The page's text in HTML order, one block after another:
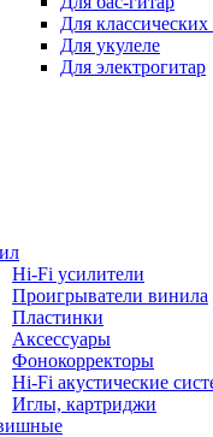
Для классических
Для укулеле
Для электрогитар
Hi-Fi усилители
Проигрыватели винила
Пластинки
Аксессуары
Фонокорректоры
Hi-Fi акустические
Иглы, картриджи